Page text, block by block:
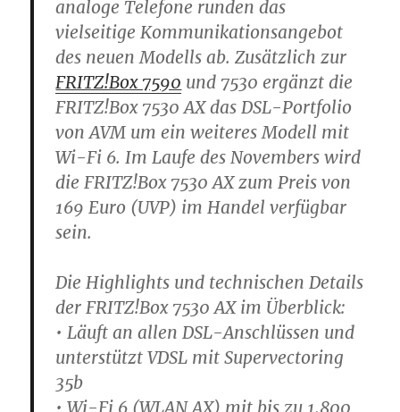
analoge Telefone runden das
vielseitige Kommunikationsangebot
des neuen Modells ab. Zusätzlich zur
FRITZ!Box 7590 und 7530 ergänzt die
FRITZ!Box 7530 AX das DSL-Portfolio
von AVM um ein weiteres Modell mit
Wi-Fi 6. Im Laufe des Novembers wird
die FRITZ!Box 7530 AX zum Preis von
169 Euro (UVP) im Handel verfügbar
sein.
Die Highlights und technischen Details
der FRITZ!Box 7530 AX im Überblick:
• Läuft an allen DSL-Anschlüssen und
unterstützt VDSL mit Supervectoring
35b
• Wi-Fi 6 (WLAN AX) mit bis zu 1.800